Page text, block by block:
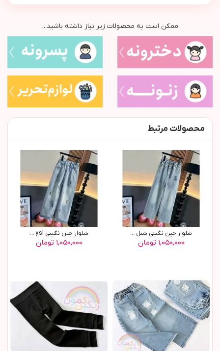
ممکن است به محصولات زیر نیاز داشته باشید...
محصولات مرتبط
شلوار جین نگینی شنل ...
۱,۰۵۰,۰۰۰ تومان
شلوار جین نگینی ysl ...
۱,۰۵۰,۰۰۰ تومان